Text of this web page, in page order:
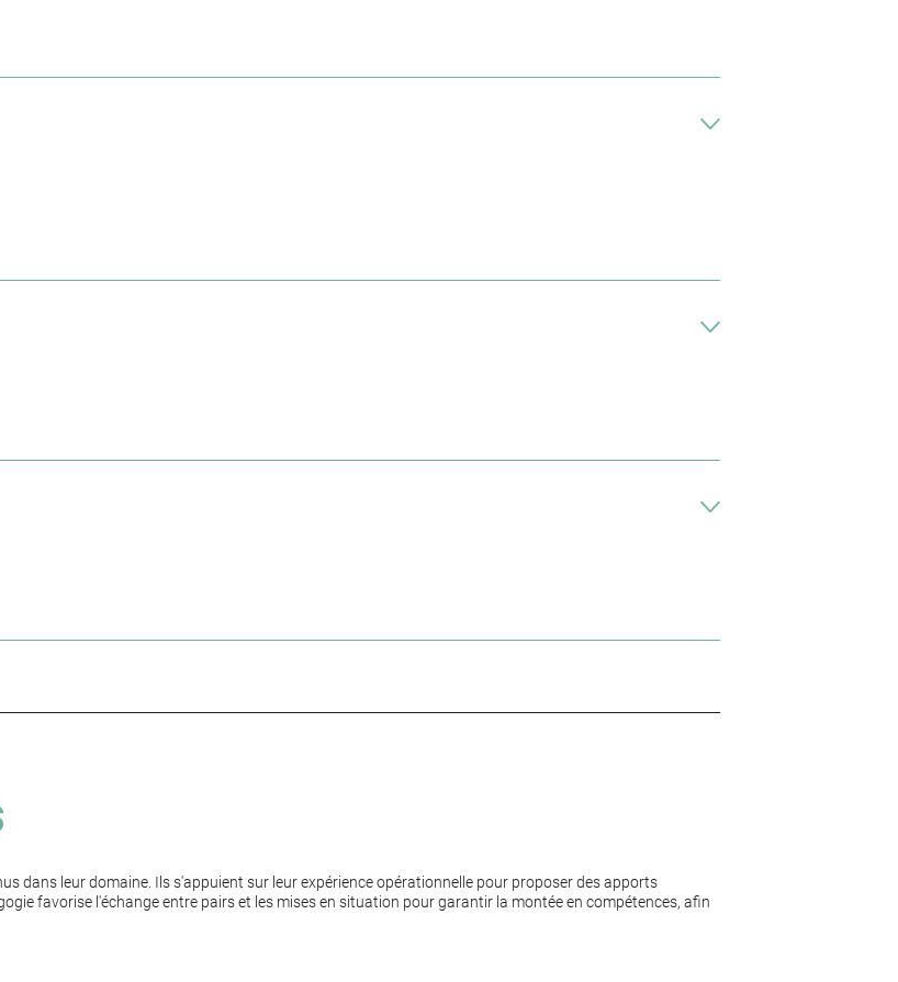
dans leur domaine. Ils s'appuient sur leur expérience opérationnelle pour proposer des apports
favorise l'échange entre pairs et les mises en situation pour garantir la montée en compétences, afin